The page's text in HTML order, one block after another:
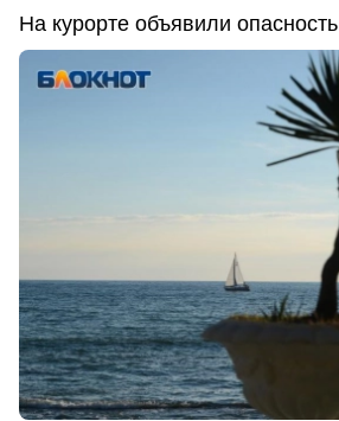
На курорте объявили опасность